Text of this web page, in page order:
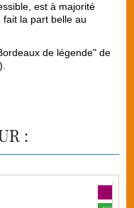
est à majorité
fait la part belle au
de légende" de
: